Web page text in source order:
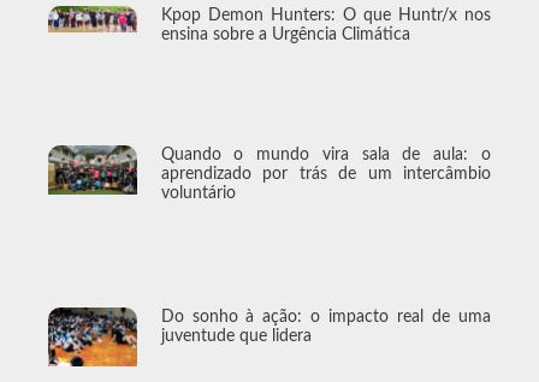
Kpop Demon Hunters: O que Huntr/x nos
ensina sobre a Urgência Climática
Quando o mundo vira sala de aula: o
aprendizado por trás de um intercâmbio
voluntário
Do sonho à ação: o impacto real de uma
juventude que lidera